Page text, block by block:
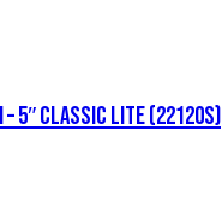
– 5″ CLASSIC LITE (22120S)